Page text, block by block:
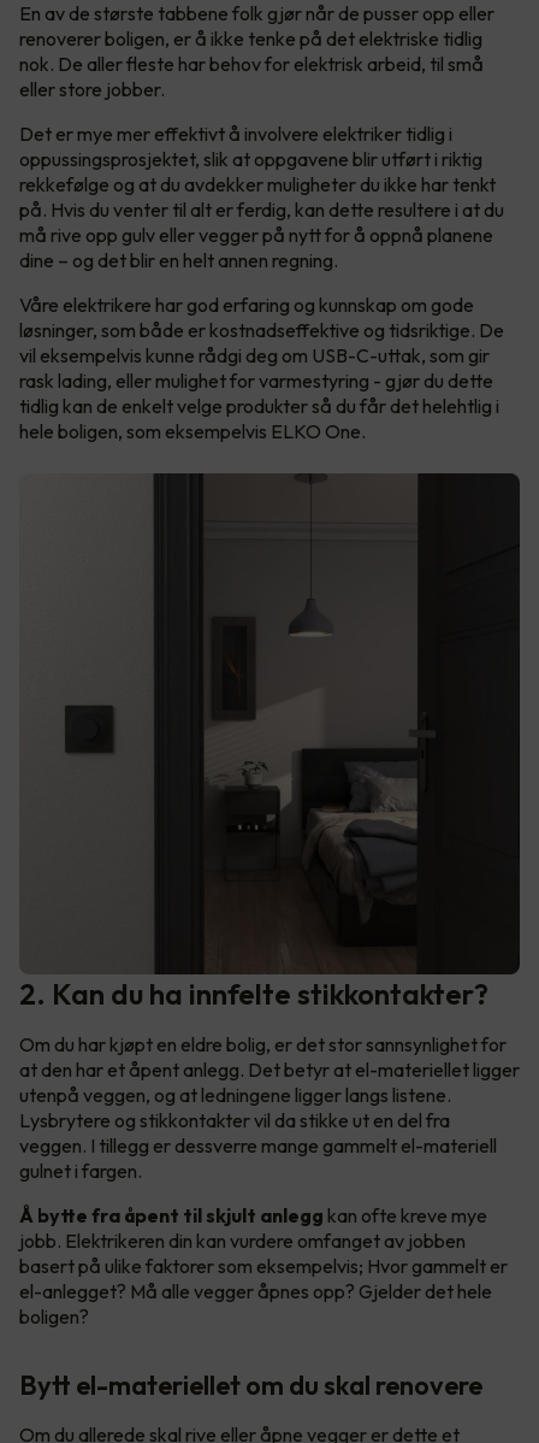
En av de største tabbene folk gjør når de pusser opp eller
renoverer boligen, er å ikke tenke på det elektriske tidlig
nok. De aller fleste har behov for elektrisk arbeid, til små
eller store jobber.
Det er mye mer effektivt å involvere elektriker tidlig i
oppussingsprosjektet, slik at oppgavene blir utført i riktig
rekkefølge og at du avdekker muligheter du ikke har tenkt
på. Hvis du venter til alt er ferdig, kan dette resultere i at du
må rive opp gulv eller vegger på nytt for å oppnå planene
dine – og det blir en helt annen regning.
Våre elektrikere har god erfaring og kunnskap om gode
løsninger, som både er kostnadseffektive og tidsriktige. De
vil eksempelvis kunne rådgi deg om USB-C-uttak, som gir
rask lading, eller mulighet for varmestyring - gjør du dette
tidlig kan de enkelt velge produkter så du får det helehtlig i
hele boligen, som eksempelvis ELKO One.
2. Kan du ha innfelte stikkontakter?
Om du har kjøpt en eldre bolig, er det stor sannsynlighet for
at den har et åpent anlegg. Det betyr at el-materiellet ligger
utenpå veggen, og at ledningene ligger langs listene.
Lysbrytere og stikkontakter vil da stikke ut en del fra
veggen. I tillegg er dessverre mange gammelt el-materiell
gulnet i fargen.
Å bytte fra åpent til skjult anlegg kan ofte kreve mye
jobb. Elektrikeren din kan vurdere omfanget av jobben
basert på ulike faktorer som eksempelvis; Hvor gammelt er
el-anlegget? Må alle vegger åpnes opp? Gjelder det hele
boligen?
Bytt el-materiellet om du skal renovere
Om du allerede skal rive eller åpne vegger er dette et